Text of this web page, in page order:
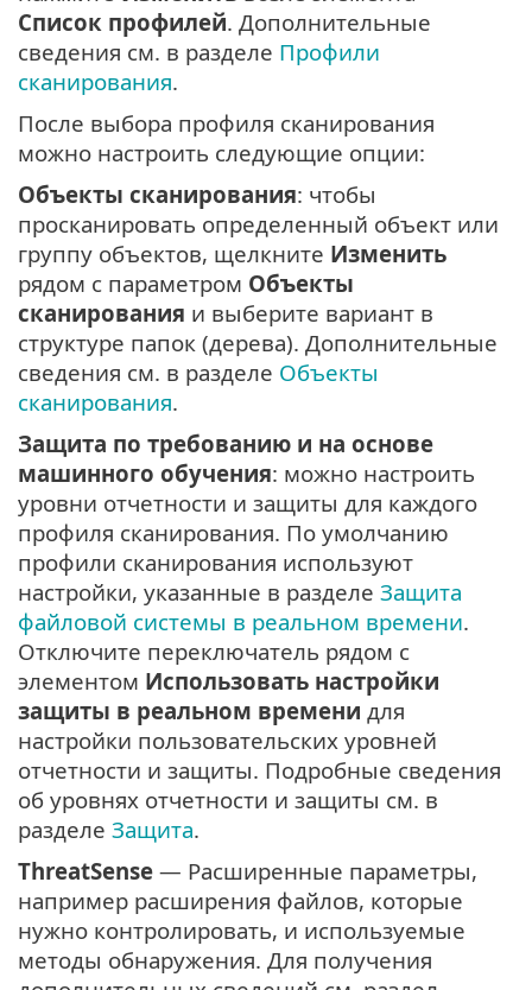
Список профилей. Дополнительные
сведения см. в разделе Профили
сканирования.
После выбора профиля сканирования
можно настроить следующие опции:
Объекты сканирования: чтобы
просканировать определенный объект или
группу объектов, щелкните Изменить
рядом с параметром Объекты
сканирования и выберите вариант в
структуре папок (дерева). Дополнительные
сведения см. в разделе Объекты
сканирования.
Защита по требованию и на основе
машинного обучения: можно настроить
уровни отчетности и защиты для каждого
профиля сканирования. По умолчанию
профили сканирования используют
настройки, указанные в разделе Защита
файловой системы в реальном времени.
Отключите переключатель рядом с
элементом Использовать настройки
защиты в реальном времени для
настройки пользовательских уровней
отчетности и защиты. Подробные сведения
об уровнях отчетности и защиты см. в
разделе Защита.
ThreatSense — Расширенные параметры,
например расширения файлов, которые
нужно контролировать, и используемые
методы обнаружения. Для получения